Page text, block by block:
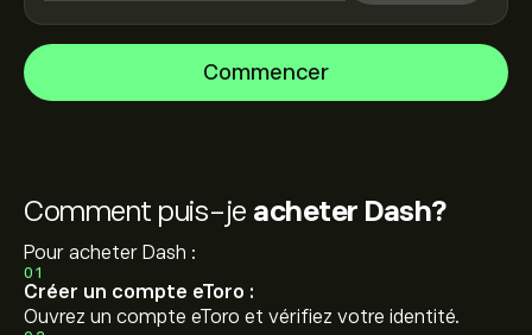
Commencer
Comment puis-je acheter Dash?
Pour acheter Dash :
01
Créer un compte eToro :
Ouvrez un compte eToro et vérifiez votre identité.